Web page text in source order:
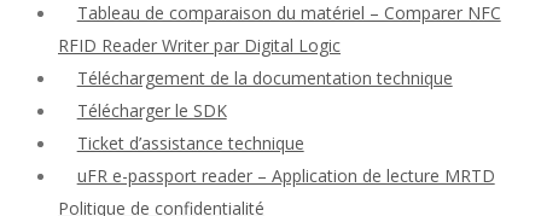
Tableau de comparaison du matériel – Comparer NFC
RFID Reader Writer par Digital Logic
Téléchargement de la documentation technique
Télécharger le SDK
Ticket d’assistance technique
uFR e-passport reader – Application de lecture MRTD
Politique de confidentialité